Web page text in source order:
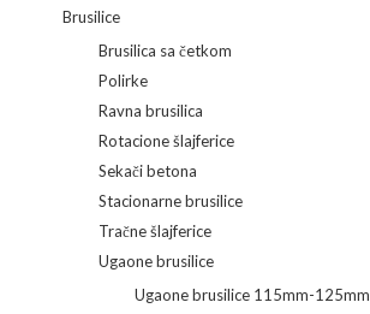
Brusilice
Brusilica sa četkom
Polirke
Ravna brusilica
Rotacione šlajferice
Sekači betona
Stacionarne brusilice
Tračne šlajferice
Ugaone brusilice
Ugaone brusilice 115mm-125mm